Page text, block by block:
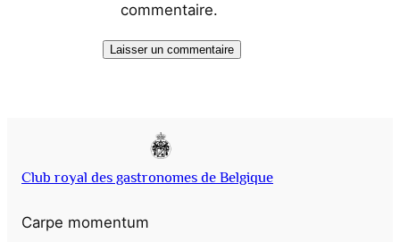
commentaire.
Club royal des gastronomes de Belgique
Carpe momentum